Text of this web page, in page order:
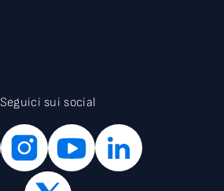
Seguici sui social